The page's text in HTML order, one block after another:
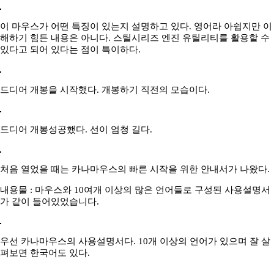
이 마우스가 어떤 특징이 있는지 설명하고 있다. 영어라 아쉽지만 이
해하기 힘든 내용은 아니다. 스틸시리즈 엔진 유틸리티를 활용할 수
있다고 되어 있다는 점이 특이하다.
드디어 개봉을 시작했다. 개봉하기 직전의 모습이다.
드디어 개봉성공했다. 선이 엄청 길다.
처음 열었을 때는 카나마우스의 빠른 시작을 위한 안내서가 나왔다.
내용물 : 마우스와 10여개 이상의 많은 언어들로 구성된 사용설명서
가 같이 들어있었습니다.
우선 카나마우스의 사용설명서다. 10개 이상의 언어가 있으며 잘 살
펴보면 한국어도 있다.